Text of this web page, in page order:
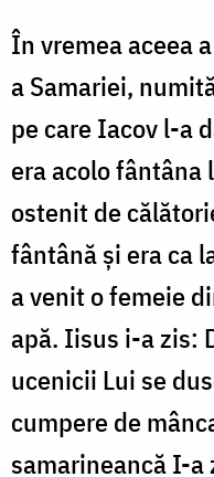
În vremea aceea
a Samariei,
pe care Iacov l-a
era acolo
ostenit de
fântână și era ca
a venit o femeie
apă. Iisus i-a zis:
ucenicii Lui se
cumpere de
samarineancă I-a